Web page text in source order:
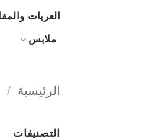
العربات
ملابس
الرئيسية /
التصنيفات